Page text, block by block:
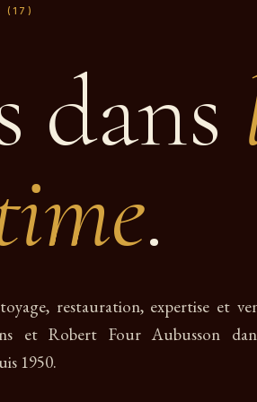
(17)
dans
.
restauration, expertise et
et Robert Four Aubusson
1950.